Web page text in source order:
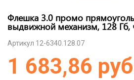
Флешка 3.0 промо
выдвижной механизм, 128 Гб,
Артикул 12-6340.128.07
1 683,86